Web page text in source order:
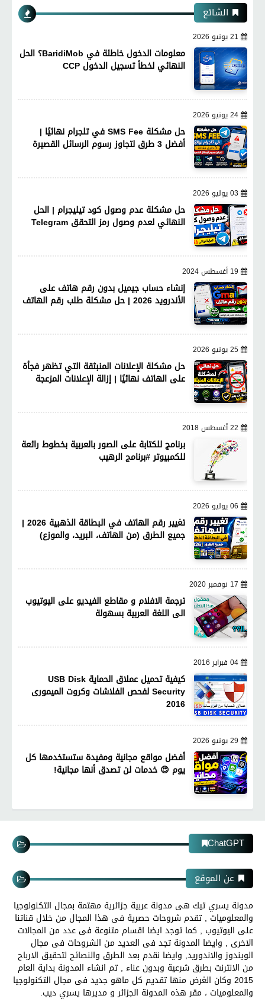
الشائع
21 يونيو 2026
معلومات الدخول خاطئة في BaridiMob؟ الحل
النهائي لخطأ تسجيل الدخول CCP
24 يونيو 2026
حل مشكلة SMS Fee في تلجرام نهائيًا |
أفضل 3 طرق لتجاوز رسوم الرسائل القصيرة
03 يوليو 2026
حل مشكلة عدم وصول كود تيليجرام | الحل
النهائي لعدم وصول رمز التحقق Telegram
19 أغسطس 2024
إنشاء حساب جيميل بدون رقم هاتف على
الأندرويد 2026 | حل مشكلة طلب رقم الهاتف
25 يونيو 2026
حل مشكلة الإعلانات المنبثقة التي تظهر فجأة
على الهاتف نهائيًا | إزالة الإعلانات المزعجة
22 أغسطس 2018
برنامج للكتابة على الصور بالعربية بخطوط رائعة
للكمبيوتر #برنامج الرهيب
06 يوليو 2026
تغيير رقم الهاتف في البطاقة الذهبية 2026 |
جميع الطرق (من الهاتف، البريد، والموزع)
17 نوفمبر 2020
ترجمة الافلام و مقاطع الفيديو على اليوتيوب
الى اللغة العربية بسهولة
04 فبراير 2016
كيفية تحميل عملاق الحماية USB Disk
Security لفحص الفلاشات وكروت الميمورى
2016
29 يونيو 2026
أفضل مواقع مجانية ومفيدة ستستخدمها كل
يوم 😍 خدمات لن تصدق أنها مجانية!
ChatGPT
عن الموقع
مدونة يسري تيك هى مدونة عربية جزائرية مهتمة بمجال التكنولوجيا
والمعلوميات , تقدم شروحات حصرية فى هذا المجال من خلال قناتنا
على اليوتيوب , كما توجد ايضا اقسام متنوعة فى عدد من المجالات
الاخرى , وايضا المدونة تجد فى العديد من الشروحات فى مجال
الويندوز والاندوريد, وايضا نقدم بعد الطرق والنصائح لتحقيق الارباح
من الانترنت بطرق شرعية وبدون عناء , تم انشاء المدونة بداية العام
2015 وكان الغرض منها تقديم كل ماهو جديد فى مجال التكنولوجيا
والمعلوميات ، مقر هذه المدونة الجزائر و مديرها يسري ديب.